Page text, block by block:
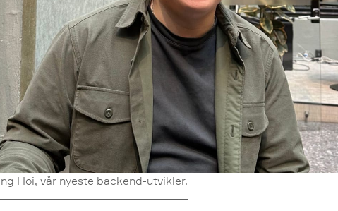
Hoi, vår nyeste backend-utvikler.